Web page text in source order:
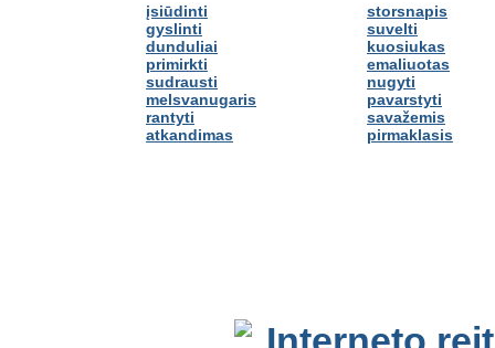
įsiūdinti
gyslinti
dunduliai
primirkti
sudrausti
melsvanugaris
rantyti
atkandimas
storsnapis
suvelti
kuosiukas
emaliuotas
nugyti
pavarstyti
savažemis
pirmaklasis